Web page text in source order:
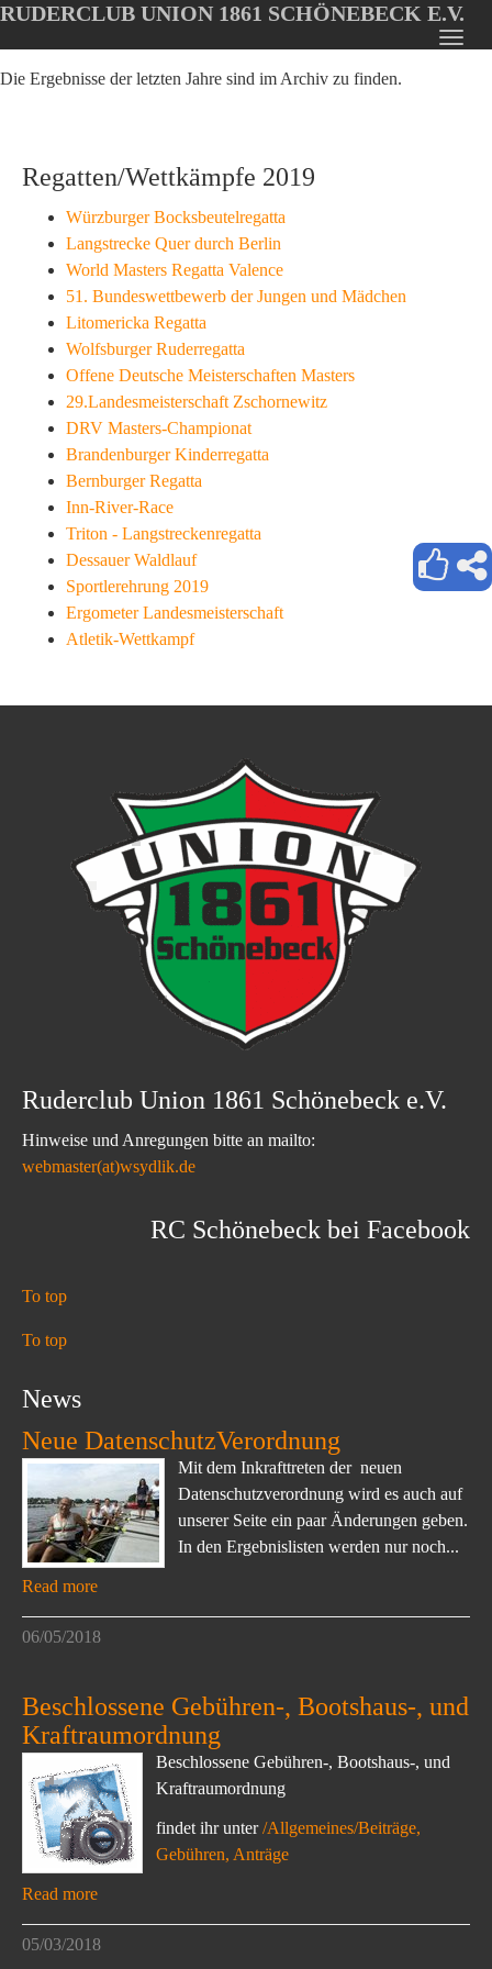
Oops, an error occurred! Code: 202608071117058136d6a1
to
RUDERCLUB UNION 1861 SCHÖNEBECK E.V.
Die Ergebnisse der letzten Jahre sind im Archiv zu finden.
Regatten/Wettkämpfe 2019
Würzburger Bocksbeutelregatta
Langstrecke Quer durch Berlin
World Masters Regatta Valence
51. Bundeswettbewerb der Jungen und Mädchen
Litomericka Regatta
Wolfsburger Ruderregatta
Offene Deutsche Meisterschaften Masters
29.Landesmeisterschaft Zschornewitz
DRV Masters-Championat
Brandenburger Kinderregatta
Bernburger Regatta
Inn-River-Race
Triton - Langstreckenregatta
Dessauer Waldlauf
Sportlerehrung 2019
Ergometer Landesmeisterschaft
Atletik-Wettkampf
Ruderclub Union 1861 Schönebeck e.V.
Hinweise und Anregungen bitte an mailto:
webmaster(at)wsydlik.de
RC Schönebeck bei Facebook
To top
To top
News
Neue DatenschutzVerordnung
Mit dem Inkrafttreten der neuen
Datenschutzverordnung wird es auch auf
unserer Seite ein paar Änderungen geben.
In den Ergebnislisten werden nur noch...
Read more
06/05/2018
Beschlossene Gebühren-, Bootshaus-, und
Kraftraumordnung
Beschlossene Gebühren-, Bootshaus-, und
Kraftraumordnung
findet ihr unter/Allgemeines/Beiträge,
Gebühren, Anträge
Read more
05/03/2018